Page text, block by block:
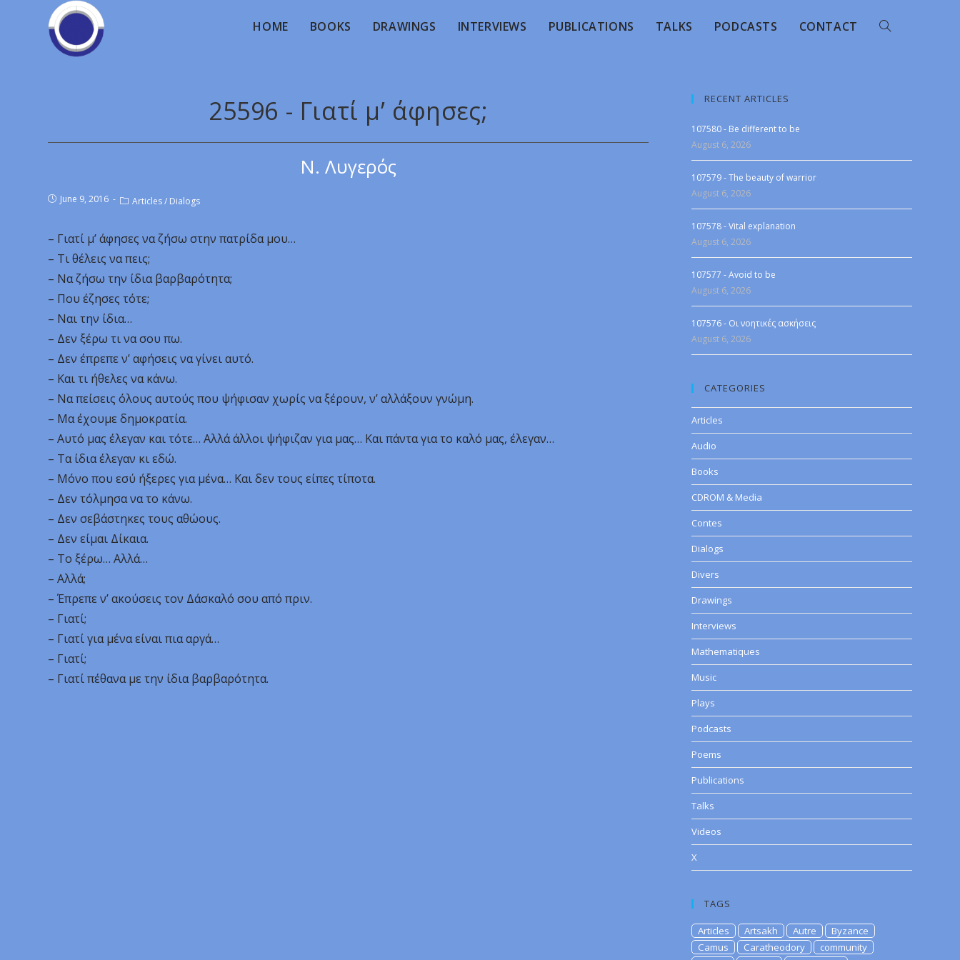
HOME BOOKS DRAWINGS INTERVIEWS PUBLICATIONS TALKS PODCASTS CONTACT
25596 - Γιατί μ’ άφησες;
Ν. Λυγερός
June 9, 2016 Articles/ Dialogs
– Γιατί μ’ άφησες να ζήσω στην πατρίδα μου…
– Τι θέλεις να πεις;
– Να ζήσω την ίδια βαρβαρότητα;
– Που έζησες τότε;
– Ναι την ίδια…
– Δεν ξέρω τι να σου πω.
– Δεν έπρεπε ν’ αφήσεις να γίνει αυτό.
– Και τι ήθελες να κάνω.
– Να πείσεις όλους αυτούς που ψήφισαν χωρίς να ξέρουν, ν’ αλλάξουν γνώμη.
– Μα έχουμε δημοκρατία.
– Αυτό μας έλεγαν και τότε… Αλλά άλλοι ψήφιζαν για μας… Και πάντα για το καλό μας, έλεγαν…
– Τα ίδια έλεγαν κι εδώ.
– Μόνο που εσύ ήξερες για μένα… Και δεν τους είπες τίποτα.
– Δεν τόλμησα να το κάνω.
– Δεν σεβάστηκες τους αθώους.
– Δεν είμαι Δίκαια.
– Το ξέρω… Αλλά…
– Αλλά;
– Έπρεπε ν’ ακούσεις τον Δάσκαλό σου από πριν.
– Γιατί;
– Γιατί για μένα είναι πια αργά…
– Γιατί;
– Γιατί πέθανα με την ίδια βαρβαρότητα.
RECENT ARTICLES
107580 - Be different to be
August 6, 2026
107579 - The beauty of warrior
August 6, 2026
107578 - Vital explanation
August 6, 2026
107577 - Avoid to be
August 6, 2026
107576 - Οι νοητικές ασκήσεις
August 6, 2026
CATEGORIES
Articles
Audio
Books
CDROM & Media
Contes
Dialogs
Divers
Drawings
Interviews
Mathematiques
Music
Plays
Podcasts
Poems
Publications
Talks
Videos
X
TAGS
Articles Artsakh Autre
Byzance
Camus
Caratheodory
community